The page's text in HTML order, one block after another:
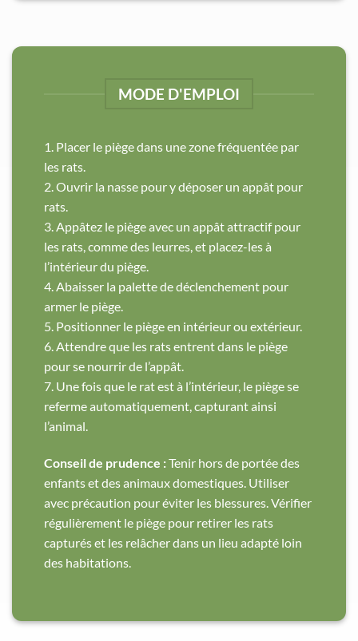
MODE D'EMPLOI
1. Placer le piège dans une zone fréquentée par
les rats.
2. Ouvrir la nasse pour y déposer un appât pour
rats.
3. Appâtez le piège avec un appât attractif pour
les rats, comme des leurres, et placez-les à
l’intérieur du piège.
4. Abaisser la palette de déclenchement pour
armer le piège.
5. Positionner le piège en intérieur ou extérieur.
6. Attendre que les rats entrent dans le piège
pour se nourrir de l’appât.
7. Une fois que le rat est à l’intérieur, le piège se
referme automatiquement, capturant ainsi
l’animal.
Conseil de prudence :Tenir hors de portée des
enfants et des animaux domestiques. Utiliser
avec précaution pour éviter les blessures. Vérifier
régulièrement le piège pour retirer les rats
capturés et les relâcher dans un lieu adapté loin
des habitations.